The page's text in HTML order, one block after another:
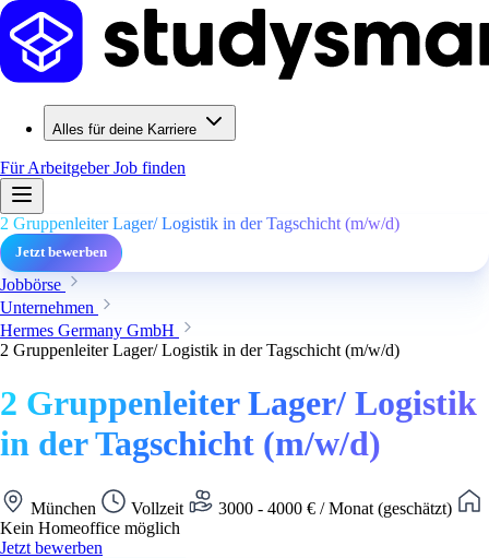
Alles für deine Karriere
Für ArbeitgeberJob finden
2 Gruppenleiter Lager/ Logistik in der Tagschicht (m/w/d)
Jetzt bewerben
Jobbörse
Unternehmen
Hermes Germany GmbH
2 Gruppenleiter Lager/ Logistik in der Tagschicht (m/w/d)
2 Gruppenleiter Lager/ Logistik
in der Tagschicht (m/w/d)
München Vollzeit
3000 - 4000 € / Monat (geschätzt)
Kein Homeoffice möglich
Jetzt bewerben